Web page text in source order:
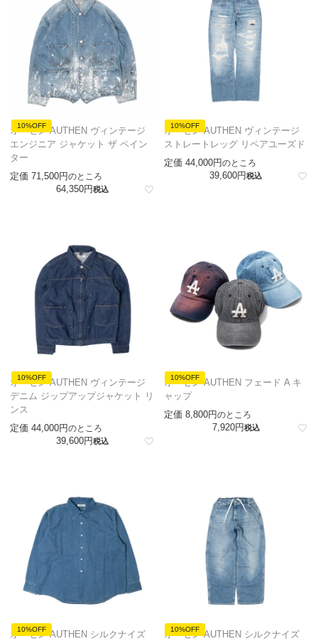
10%OFF
オーセン AUTHEN ヴィンテージ
エンジニア ジャケット ザ ペイン
ター
定価 71,500 のところ
64,350 税込
10%OFF
オーセン AUTHEN ヴィンテージ
ストレートレッグ リペアユーズド
定価 44,000 のところ
39,600 税込
10%OFF
オーセン AUTHEN ヴィンテージ
デニム ジップアップジャケット リ
ンス
定価 44,000 のところ
39,600 税込
10%OFF
オーセン AUTHEN フェード A キ
ャップ
定価 8,800 のところ
7,920 税込
10%OFF
オーセン AUTHEN シルクナイズ
10%OFF
オーセン AUTHEN シルクナイズ